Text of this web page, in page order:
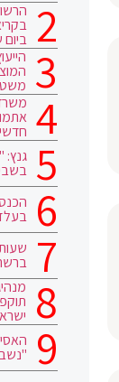
ביום
גנץ: